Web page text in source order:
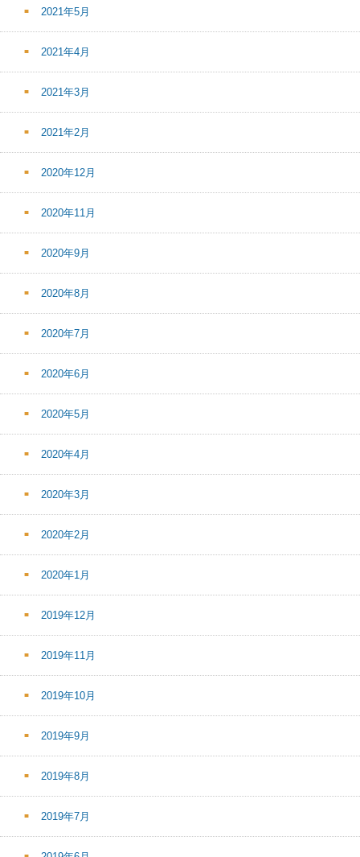
2021年5月
2021年4月
2021年3月
2021年2月
2020年12月
2020年11月
2020年9月
2020年8月
2020年7月
2020年6月
2020年5月
2020年4月
2020年3月
2020年2月
2020年1月
2019年12月
2019年11月
2019年10月
2019年9月
2019年8月
2019年7月